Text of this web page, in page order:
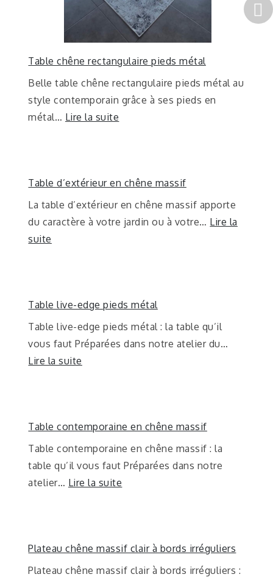
Table chêne rectangulaire pieds métal
Belle table chêne rectangulaire pieds métal au
style contemporain grâce à ses pieds en
métal… Lire la suite
Table d’extérieur en chêne massif
La table d’extérieur en chêne massif apporte
du caractère à votre jardin ou à votre… Lire la
suite
Table live-edge pieds métal
Table live-edge pieds métal : la table qu’il
vous faut Préparées dans notre atelier du…
Lire la suite
Table contemporaine en chêne massif
Table contemporaine en chêne massif : la
table qu’il vous faut Préparées dans notre
atelier… Lire la suite
Plateau chêne massif clair à bords irréguliers
Plateau chêne massif clair à bords irréguliers :